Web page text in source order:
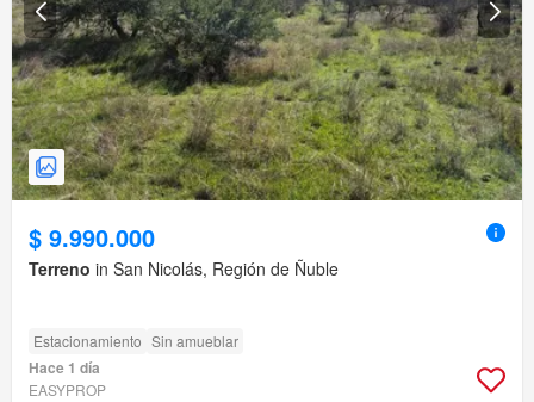
$ 9.990.000
Terreno in San Nicolás, Región de Ñuble
Estacionamiento Sin amueblar
Hace 1 día
EASYPROP